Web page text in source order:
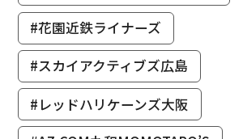
#花園近鉄ライナーズ
#スカイアクティブズ広島
#レッドハリケーンズ大阪